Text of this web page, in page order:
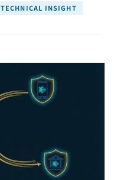
TECHNICAL INSIGHT